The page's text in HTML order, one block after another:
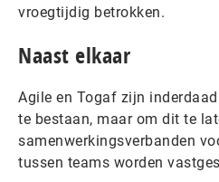
vroegtijdig betrokken.
Naast elkaar
Agile en Togaf zijn
te bestaan, maar om dit te
samenwerkingsverbanden
tussen teams worden